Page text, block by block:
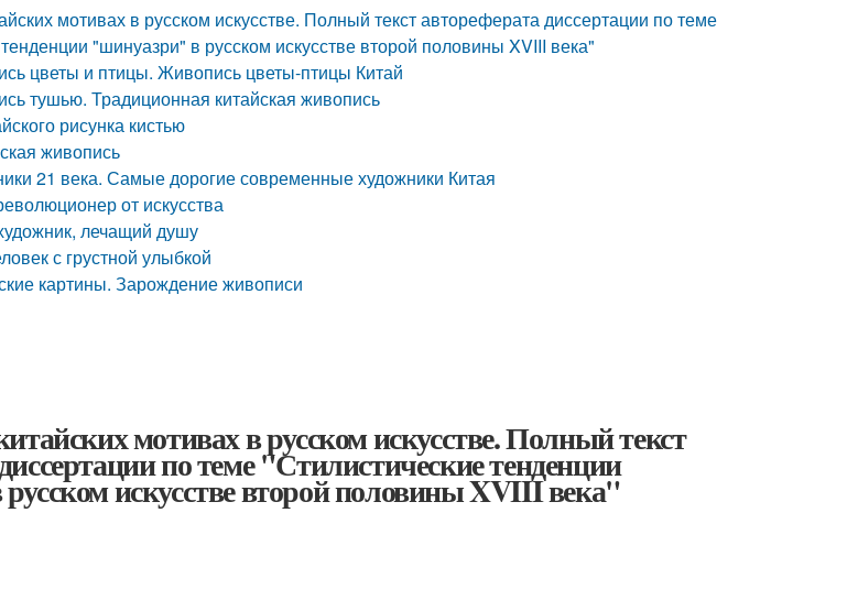
мотивах в русском искусстве. Полный текст автореферата диссертации по теме
"шинуазри" в русском искусстве второй половины XVIII века"
цветы и птицы. Живопись цветы-птицы Китай
тушью. Традиционная китайская живопись
рисунка кистью
живопись
21 века. Самые дорогие современные художники Китая
от искусства
лечащий душу
с грустной улыбкой
картины. Зарождение живописи
мотивах в русском искусстве. Полный текст
по теме "Стилистические тенденции
искусстве второй половины XVIII века"